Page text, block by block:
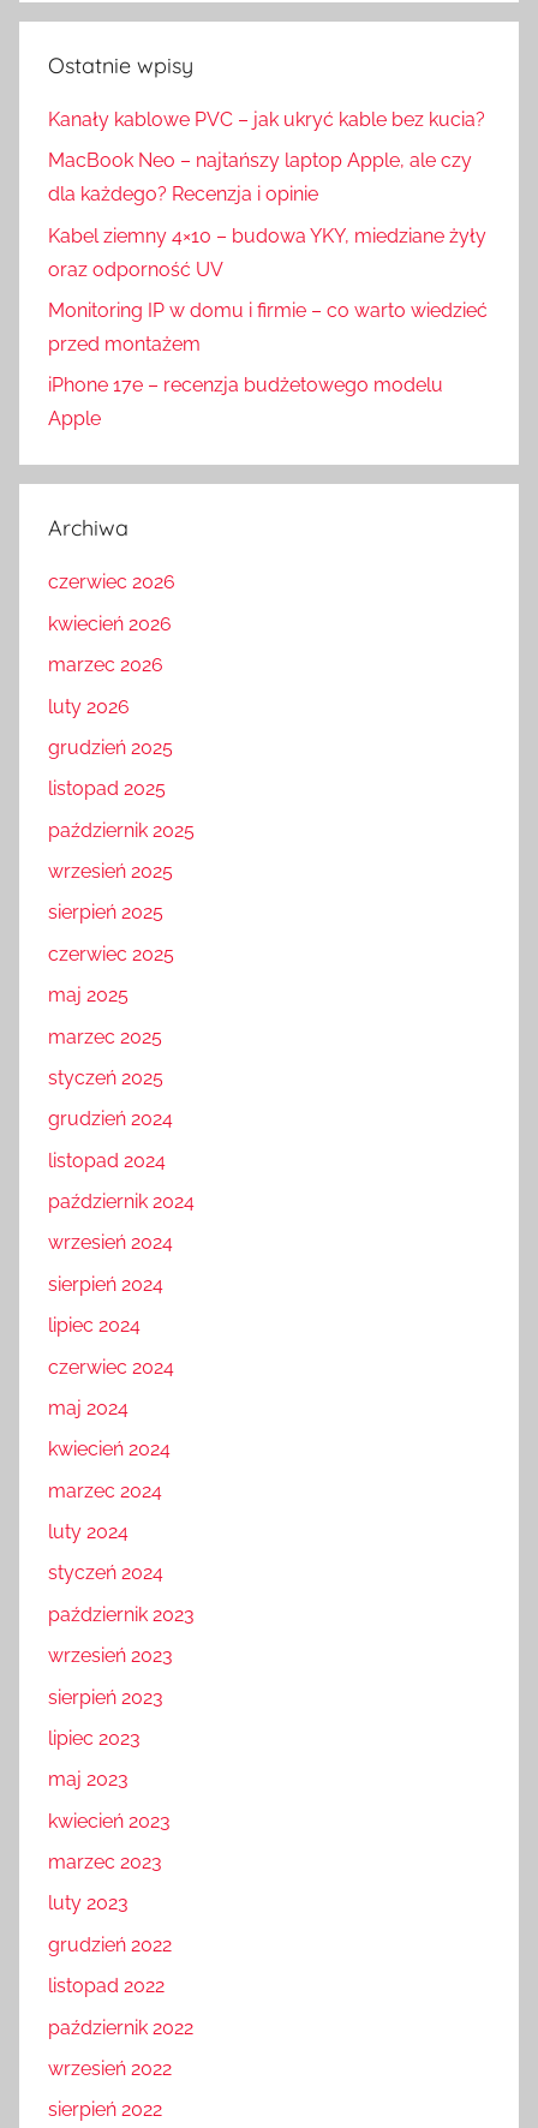
Ostatnie wpisy
Kanały kablowe PVC – jak ukryć kable bez kucia?
MacBook Neo – najtańszy laptop Apple, ale czy
dla każdego? Recenzja i opinie
Kabel ziemny 4×10 – budowa YKY, miedziane żyły
oraz odporność UV
Monitoring IP w domu i firmie – co warto wiedzieć
przed montażem
iPhone 17e – recenzja budżetowego modelu
Apple
Archiwa
czerwiec 2026
kwiecień 2026
marzec 2026
luty 2026
grudzień 2025
listopad 2025
październik 2025
wrzesień 2025
sierpień 2025
czerwiec 2025
maj 2025
marzec 2025
styczeń 2025
grudzień 2024
listopad 2024
październik 2024
wrzesień 2024
sierpień 2024
lipiec 2024
czerwiec 2024
maj 2024
kwiecień 2024
marzec 2024
luty 2024
styczeń 2024
październik 2023
wrzesień 2023
sierpień 2023
lipiec 2023
maj 2023
kwiecień 2023
marzec 2023
luty 2023
grudzień 2022
listopad 2022
październik 2022
wrzesień 2022
sierpień 2022